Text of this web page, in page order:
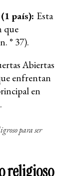
país): Esta
que
° 37).
Abiertas
enfrentan
en
para ser
religioso